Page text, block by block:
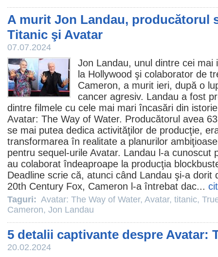
A murit Jon Landau, producătorul
Titanic şi Avatar
07.07.2024
Jon Landau, unul dintre cei mai
la Hollywood şi colaborator de
Cameron, a murit ieri, după o
cancer agresiv. Landau a fost
dintre filmele cu cele mai mari încasări din
Avatar: The Way of Water. Producătorul avea
se mai putea dedica activităţilor de producţie,
transformarea în realitate a planurilor
pentru sequel-urile Avatar. Landau l-a cunoscut
au colaborat îndeaproape la producţia
Deadline scrie că, atunci când Landau şi-a dorit
20th Century Fox, Cameron l-a întrebat dac...
Taguri: Avatar: The Way of Water, Avatar, titanic,
Cameron, Jon Landau
5 detalii captivante despre Avatar:
20.02.2024